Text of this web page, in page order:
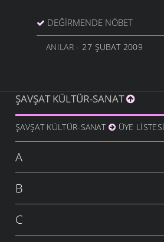
DEĞIRMENDE NÖBET
ANILAR- 27 ŞUBAT 2009
ŞAVŞAT KÜLTÜR-SANAT
ŞAVŞAT KÜLTÜR-SANAT ÜYE LISTESI
A
B
C